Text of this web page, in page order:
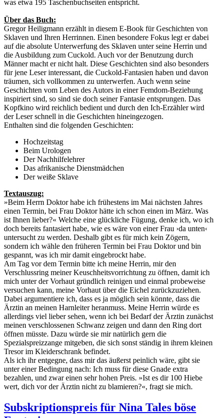
was etwa 195 Taschenbuchseiten entspricht.
Über das Buch:
Gregor Heiligmann erzählt in diesem E-Book für Geschichten von
Sklaven und Ihren Herrinnen. Einen besondere Fokus legt er dabei
auf die absolute Unterwerfung des Sklaven unter seine Herrin und
die Ausbildung zum Cuckold. Auch vor der Benutzung durch
Männer macht er nicht halt. Diese Geschichten sind also besonders
für jene Leser interessant, die Cuckold-Fantasien haben und davon
träumen, sich vollkommen zu unterwerfen. Auch wenn seine
Geschichten vom Leben des Autors in einer Femdom-Beziehung
inspiriert sind, so sind sie doch seiner Fantasie entsprungen. Das
Kopfkino wird reichlich bedient und durch den Ich-Erzähler wird
der Leser schnell in die Geschichten hineingezogen.
Enthalten sind die folgenden Geschichten:
Hochzeitstag
Beim Urologen
Der Nachhilfelehrer
Das afrikanische Dienstmädchen
Der weiße Sklave
Textauszug:
»Beim Herrn Doktor habe ich frühestens im Mai nächsten Jahres
einen Termin, bei Frau Doktor hätte ich schon einen im März. Was
ist Ihnen lieber?« Welche eine glückliche Fügung, denke ich, wo ich
doch bereits fantasiert habe, wie es wäre von einer Frau ›da unten‹
untersucht zu werden. Deshalb gibt es für mich kein Zögern,
sondern ich wähle den früheren Termin bei Frau Doktor und bin
gespannt, was ich mir damit eingebrockt habe.
Am Tag vor dem Termin bitte ich meine Herrin, mir den
Verschlussring meiner Keuschheitsvorrichtung zu öffnen, damit ich
mich unter der Vorhaut gründlich reinigen und einmal probeweise
versuchen kann, meine Vorhaut über die Eichel zurückzuziehen.
Dabei argumentiere ich, dass es ja möglich sein könnte, dass die
Ärztin an meinen Harnleiter heranmuss. Meine Herrin würde es
allerdings viel lieber sehen, wenn ich bei Bedarf der Ärztin zunächst
meinen verschlossenen Schwanz zeigen und dann den Ring dort
öffnen müsste. Dazu würde sie mir natürlich gern die
Spezialspreizzange mitgeben, die sich sonst ständig in ihrem kleinen
Tresor im Kleiderschrank befindet.
Als ich ihr entgegne, dass mir das äußerst peinlich wäre, gibt sie
unter einer Bedingung nach: Ich muss für diese Gnade extra
bezahlen, und zwar einen sehr hohen Preis. »Ist es dir 100 Hiebe
wert, dich vor der Ärztin nicht zu blamieren?«, fragt sie mich.
Subskriptionspreis für Nina Tales böse